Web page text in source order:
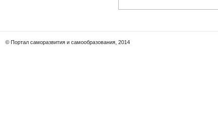
© Портал саморазвития и самообразования, 2014